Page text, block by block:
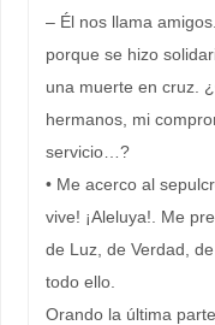
– Él nos llama
porque se hizo
una muerte en cruz.
hermanos, mi
servicio…?
• Me acerco al
vive! ¡Aleluya!. Me
de Luz, de Verdad,
todo ello.
Orando la última